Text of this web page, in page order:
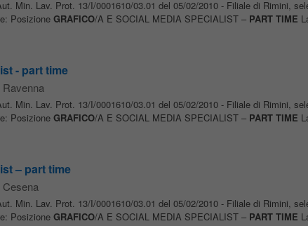
Min. Lav. Prot. 13/I/0001610/03.01 del 05/02/2010 - Filiale di Rimini,
Posizione GRAFICO/A E SOCIAL MEDIA SPECIALIST – PART TIME
- part time
Ravenna
Min. Lav. Prot. 13/I/0001610/03.01 del 05/02/2010 - Filiale di Rimini,
Posizione GRAFICO/A E SOCIAL MEDIA SPECIALIST – PART TIME
– part time
Cesena
Min. Lav. Prot. 13/I/0001610/03.01 del 05/02/2010 - Filiale di Rimini,
Posizione GRAFICO/A E SOCIAL MEDIA SPECIALIST – PART TIME